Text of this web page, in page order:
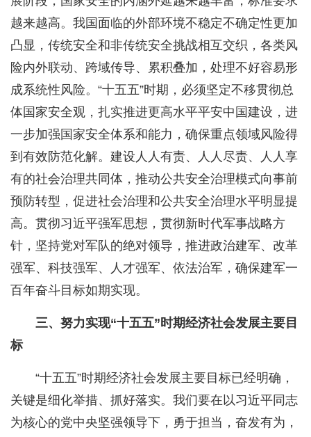
越来越高。我国面临的外部环境不稳定不确定性更加
凸显，传统安全和非传统安全挑战相互交织，各类风
险内外联动、跨域传导、累积叠加，处理不好容易形
成系统性风险。“十五五”时期，必须坚定不移贯彻总
体国家安全观，扎实推进更高水平平安中国建设，进
一步加强国家安全体系和能力，确保重点领域风险得
到有效防范化解。建设人人有责、人人尽责、人人享
有的社会治理共同体，推动公共安全治理模式向事前
预防转型，促进社会治理和公共安全治理水平明显提
高。贯彻习近平强军思想，贯彻新时代军事战略方
针，坚持党对军队的绝对领导，推进政治建军、改革
强军、科技强军、人才强军、依法治军，确保建军一
百年奋斗目标如期实现。
三、努力实现“十五五”时期经济社会发展主要目
标
“十五五”时期经济社会发展主要目标已经明确，
关键是细化举措、抓好落实。我们要在以习近平同志
为核心的党中央坚强领导下，勇于担当，奋发有为，